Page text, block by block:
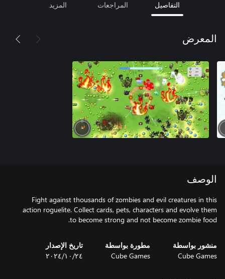
التفاصيل المراجعات المزيد
المعرض
الوصف
Fight against thousands of zombies and evil creatures in this
action roguelite. Collect cards, pets, characters and evolve them
to become strong and not become zombie food.
منشور بواسطة
Cube Games
مطورة بواسطة
Cube Games
تاريخ الإصدار
٢٤‏/١٠‏/٢٠٢٤